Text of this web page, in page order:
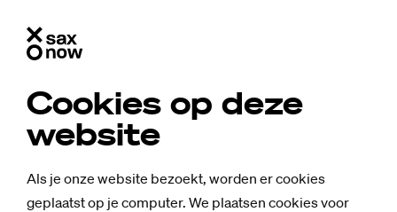
Cookies op deze
website
Als je onze website bezoekt, worden er cookies
geplaatst op je computer. We plaatsen cookies voor